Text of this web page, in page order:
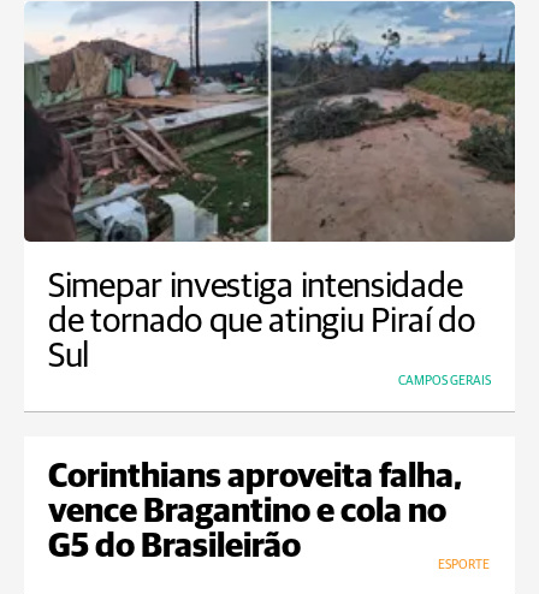
Simepar investiga intensidade
de tornado que atingiu Piraí do
Sul
CAMPOS GERAIS
Corinthians aproveita falha,
vence Bragantino e cola no
G5 do Brasileirão
ESPORTE